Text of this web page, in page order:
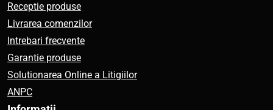
Receptie produse
Livrarea comenzilor
Intrebari frecvente
Garantie produse
Solutionarea Online a Litigiilor
ANPC